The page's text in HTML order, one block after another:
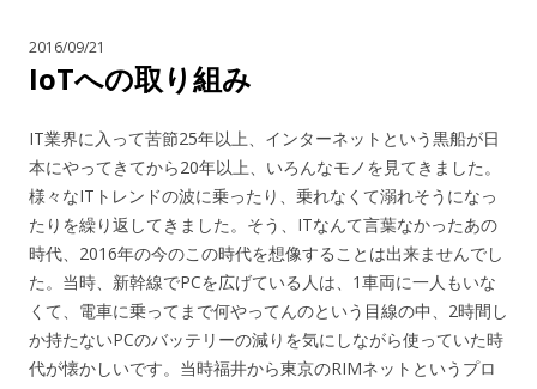
2016/09/21
IoTへの取り組み
IT業界に入って苦節25年以上、インターネットという黒船が日
本にやってきてから20年以上、いろんなモノを見てきました。
様々なITトレンドの波に乗ったり、乗れなくて溺れそうになっ
たりを繰り返してきました。そう、ITなんて言葉なかったあの
時代、2016年の今のこの時代を想像することは出来ませんでし
た。当時、新幹線でPCを広げている人は、1車両に一人もいな
くて、電車に乗ってまで何やってんのという目線の中、2時間し
か持たないPCのバッテリーの減りを気にしながら使っていた時
代が懐かしいです。当時福井から東京のRIMネットというプロ